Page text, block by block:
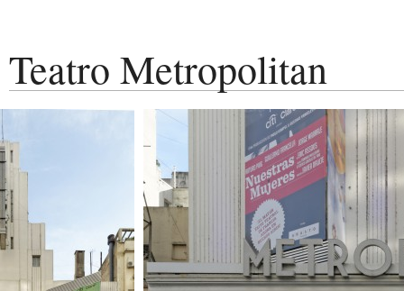
Teatro Metropolitan